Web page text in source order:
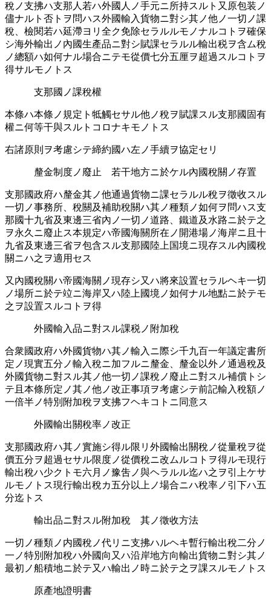
稅ノ支拂ハ支那人若ハ外國人ノ手元ニ所󠄁持スルト又原包󠄁装ノ
儘ナルト否トヲ問ハス外國輸入貨物ニ對シ其ノ他ノ一切ノ課
稅、檢閱若ハ延滯ヨリ全ク免󠄁除セラルルモノナルコトヲ確保
シ海外輸出ノ內國生產品ニ對シ賦課セラルル輸出税ヲ含ム稅
ノ總額ハ如何ナル場合ニテモ從價七分五厘ヲ超過󠄁スルコトヲ
得サルモノトス
支那國ノ課稅權
本條ハ本條ノ規定ト牴觸セサル他ノ稅ヲ賦課スル支那國固有
權ニ何等干與スルトコロナキモノトス
右諸原則ヲ考慮シテ締約國ハ左ノ手續ヲ協定セリ
釐金制度ノ廢止 若干地方ニ於ケル內國稅關ノ存置
支那國政府ハ釐金其ノ他通󠄁過󠄁貨物ニ課セラルル稅ヲ徵收スル
一切ノ事務所󠄁、稅關及補助稅關ハ其ノ種類ノ如何ヲ問ハス支
那國十九省及東邊三省內ノ一切ノ道路、鐵道及水路ニ於テ之
ヲ永久ニ廢止ス本規定ハ帝國海關所󠄁在ノ開港場ノ海岸ニ且十
九省及東邊三省ヲ包󠄁含スル支那國陸上国境ニ現存スル內國稅
關ニハ之ヲ適󠄁用セス
又內國稅關ハ帝國海關ノ現存シ又ハ將來設置セラルヘキ一切
ノ場所󠄁ニ於テ竝ニ海岸又ハ陸上國境ノ如何ナル地點ニ於テモ
之ヲ設置スルコトヲ得
外國輸入品ニ對スル課税ノ附加稅
合衆國政府ハ外國貨物ハ其ノ輸入ニ際シ千九百一年議定書所󠄁
定ノ現實五分ノ輸入稅ニ加フルニ釐金、釐金以外ノ通󠄁過󠄁稅及
外國貨物ニ對スル其ノ他一切ノ課稅ノ廢止ニ對スル補償トシ
テ且本條所󠄁定ノ其ノ他ノ改正事項ヲ考慮シテ前記輸入稅額ノ
一倍半󠄁ノ特別附加稅ヲ支拂フヘキコトニ同意ス
外國輸出關稅率󠄁ノ改正
支那國政府ハ其ノ實施シ得ル限リ外國輸出關稅ノ從量稅ヲ從
價五分ヲ超過セサル限度ノ從價稅ニ改ムルコトヲ得ルモ現行
輸出稅ハ少クトモ六月ノ豫吿ノ與ヘラルル迄ハ之ヲ引上ケサ
ルモノトス現行輸出稅カ五分以上ノ場合ニハ稅率󠄁ノ引下ハ五
分迄トス
輸出品ニ對スル附加稅 其ノ徵收方法
一切ノ種類ノ内國稅ノ代リニ支拂ハルヘキ暫行輸出稅二分ノ
一ノ特別附加稅ハ外國向又ハ沿岸地方向輸出貨物ニ對シ其ノ
最初ノ船積地ニ於テ又ハ輸出ノ時ニ於テ之ヲ課スルモノトス
原產地證明書